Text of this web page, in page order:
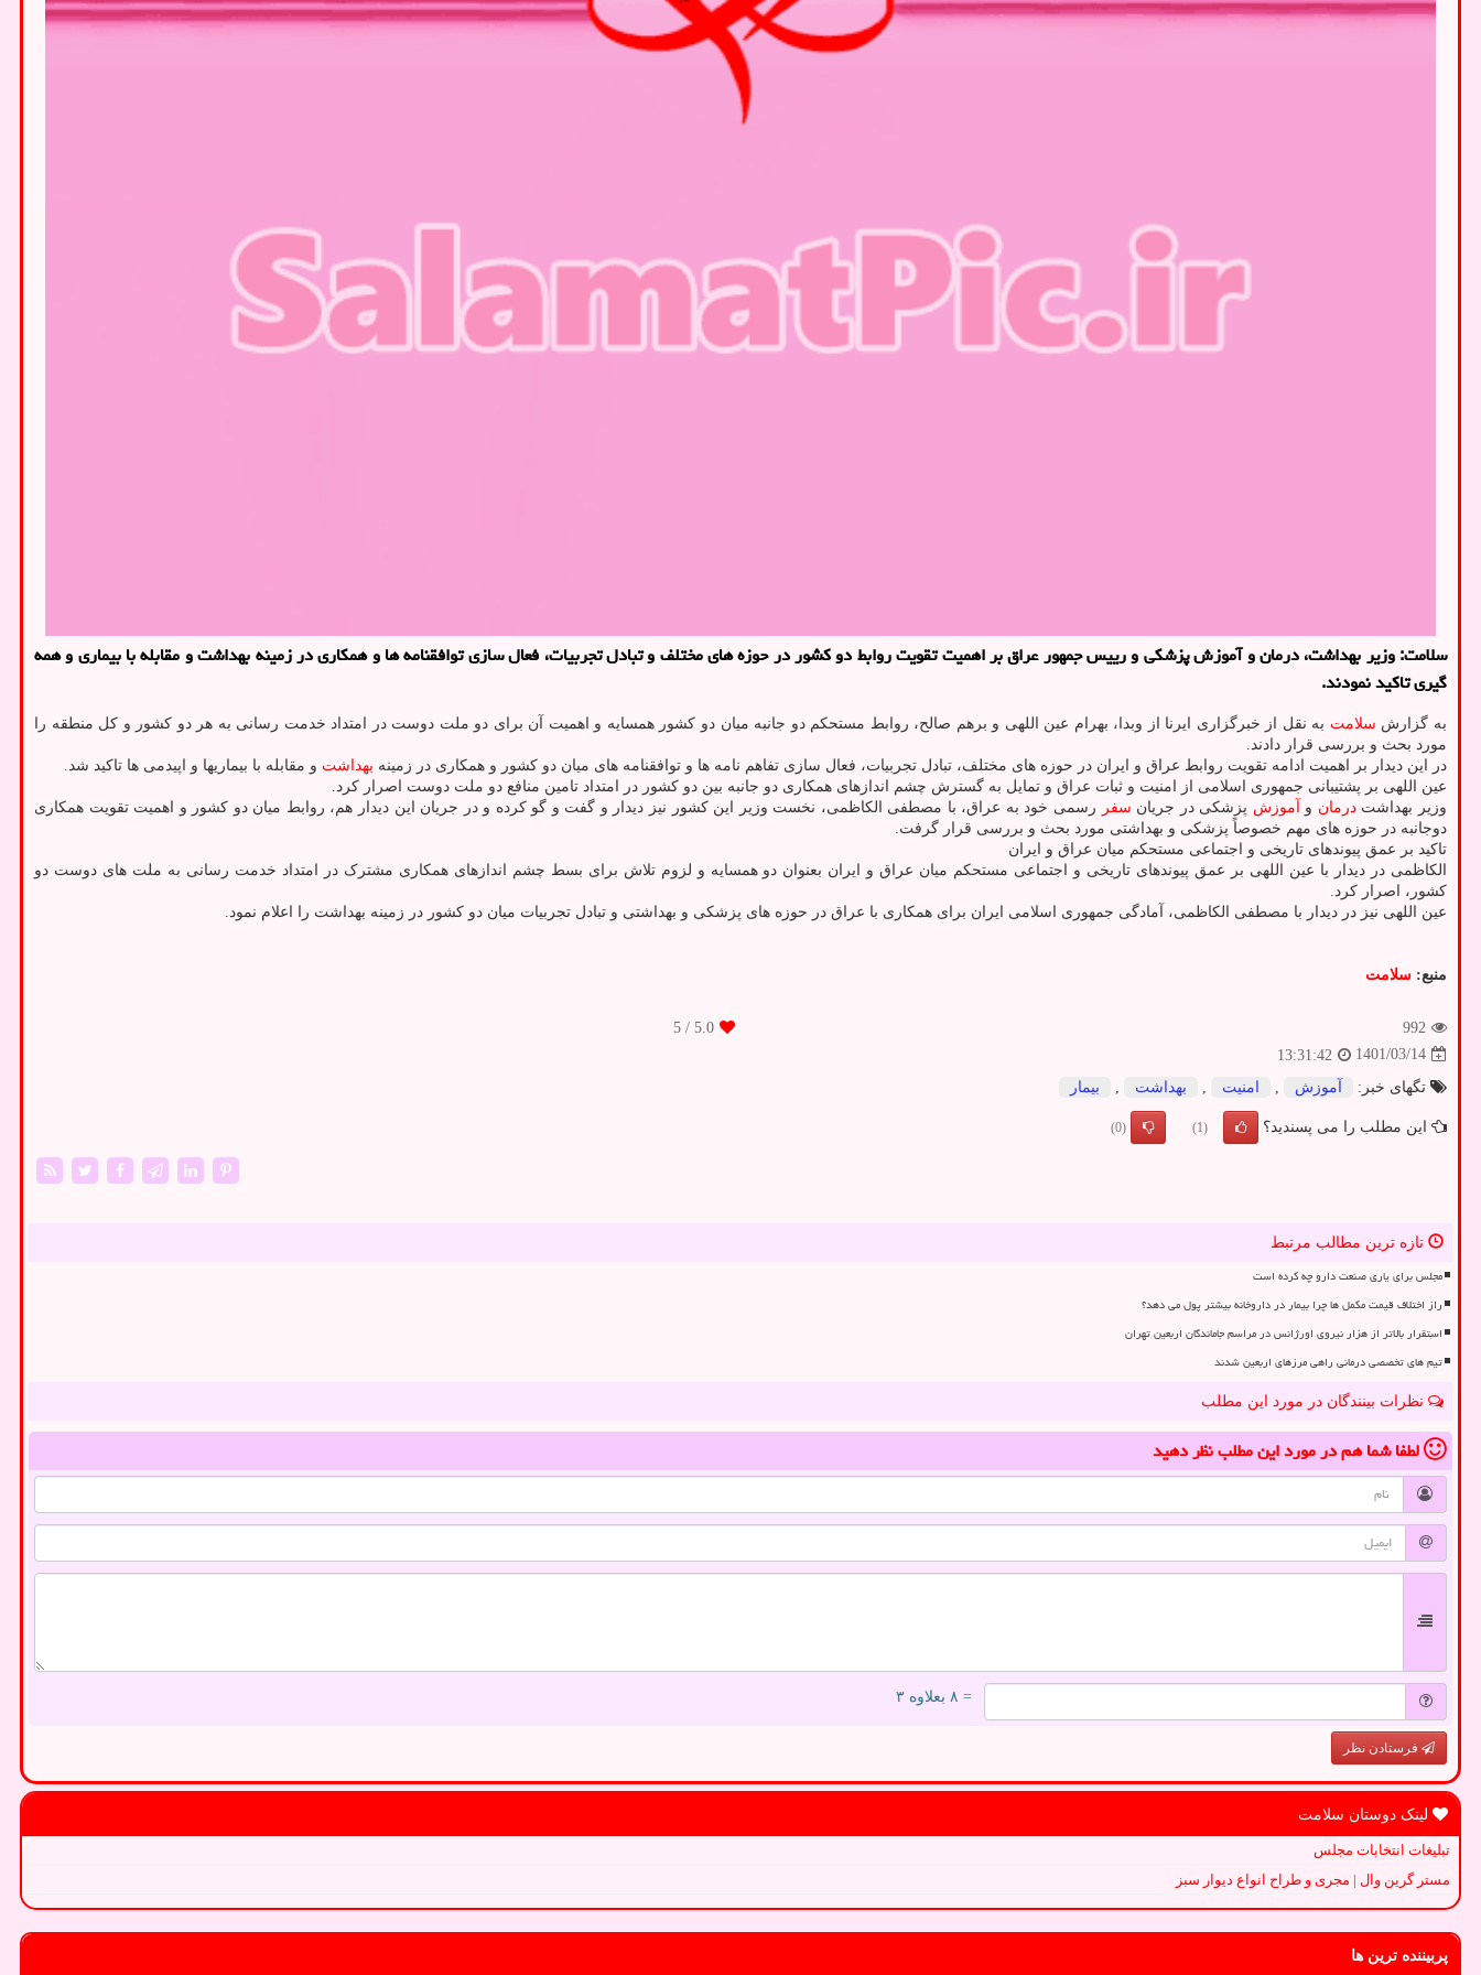
سلامت: وزیر بهداشت، درمان و آموزش پزشکی و رییس جمهور عراق بر اهمیت تقویت روابط دو کشور در حوزه های مختلف و تبادل تجربیات، فعال سازی توافقنامه ها و همکاری در زمینه بهداشت و مقابله با بیماری و همه
گیری تاکید نمودند.
به گزارش سلامت به نقل از خبرگزاری ایرنا از وبدا، بهرام عین اللهی و برهم صالح، روابط مستحکم دو جانبه میان دو کشور همسایه و اهمیت آن برای دو ملت دوست در امتداد خدمت رسانی به هر دو کشور و کل منطقه را
مورد بحث و بررسی قرار دادند.
در این دیدار بر اهمیت ادامه تقویت روابط عراق و ایران در حوزه های مختلف، تبادل تجربیات، فعال سازی تفاهم نامه ها و توافقنامه های میان دو کشور و همکاری در زمینه بهداشت و مقابله با بیماریها و اپیدمی ها تاکید شد.
عین اللهی بر پشتیبانی جمهوری اسلامی از امنیت و ثبات عراق و تمایل به گسترش چشم اندازهای همکاری دو جانبه بین دو کشور در امتداد تامین منافع دو ملت دوست اصرار کرد.
وزیر بهداشتدرمان و آموزش پزشکی در جریان سفر
رسمی خود به عراق، با مصطفی الکاظمی، نخست وزیر این کشور نیز دیدار و گفت و گو کرده و در جریان این دیدار هم، روابط میان دو کشور و اهمیت تقویت همکاری
دوجانبه در حوزه های مهم خصوصاً پزشکی و بهداشتی مورد بحث و بررسی قرار گرفت.
تاکید بر عمق پیوندهای تاریخی و اجتماعی مستحکم میان عراق و ایران
الکاظمی در دیدار با عین اللهی بر عمق پیوندهای تاریخی و اجتماعی مستحکم میان عراق و ایران بعنوان دو همسایه و لزوم تلاش برای بسط چشم اندازهای همکاری مشترک در امتداد خدمت رسانی به ملت های دوست دو
کشور، اصرار کرد.
عین اللهی نیز در دیدار با مصطفی الکاظمی، آمادگی جمهوری اسلامی ایران برای همکاری با عراق در حوزه های پزشکی و بهداشتی و تبادل تجربیات میان دو کشور در زمینه بهداشت را اعلام نمود.
منبع: سلامت
992
5.0
/ 5
1401/03/14
13:31:42
تگهای خبر:
آموزش امنیت بهداشت بیمار
این مطلب را می پسندید؟ (1)
(0)
تازه ترین مطالب مرتبط
مجلس برای یاری صنعت دارو چه کرده است
راز اختلاف قیمت مکمل ها چرا بیمار در داروخانه بیشتر پول می دهد؟
استقرار بالاتر از هزار نیروی اورژانس در مراسم جاماندگان اربعین تهران
تیم های تخصصی درمانی راهی مرزهای اربعین شدند
نظرات بینندگان در مورد این مطلب
لطفا شما همدر مورد این مطلبنظر دهید
= ۸ بعلاوه ۳
فرستادن نظر
لینک دوستان سلامت
تبلیغات انتخابات مجلس
مستر گرین وال | مجری و طراح انواع دیوار سبز
پربیننده ترین ها